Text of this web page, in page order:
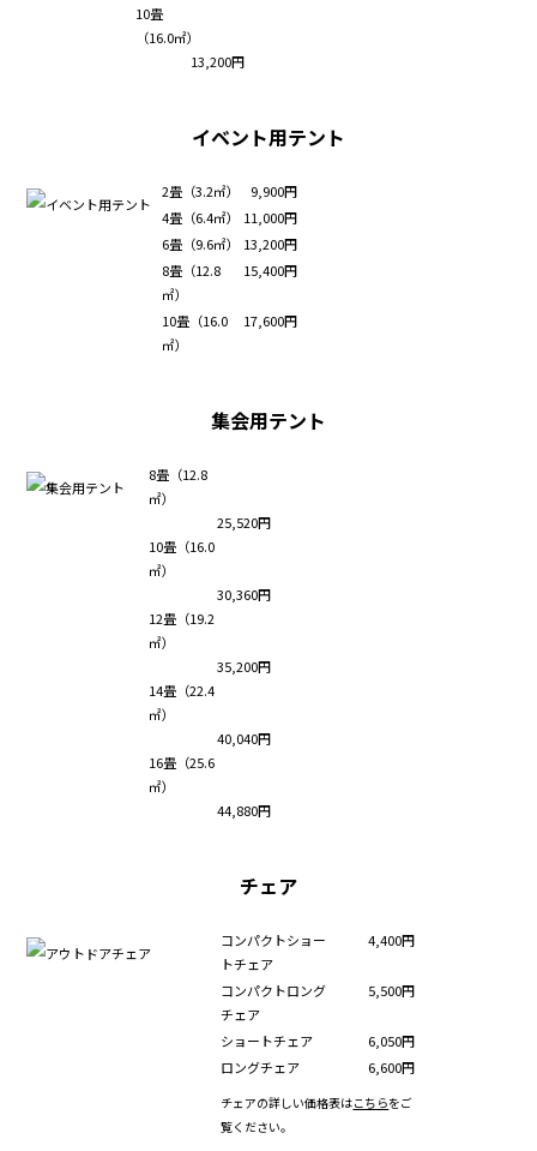
10畳
（16.0㎡）
13,200円
イベント用テント
2畳（3.2㎡）
9,900円
4畳（6.4㎡）
11,000円
6畳（9.6㎡）
13,200円
8畳（12.8
㎡）
15,400円
10畳（16.0
㎡）
17,600円
集会用テント
8畳（12.8
㎡）
25,520円
10畳（16.0
㎡）
30,360円
12畳（19.2
㎡）
35,200円
14畳（22.4
㎡）
40,040円
16畳（25.6
㎡）
44,880円
チェア
コンパクトショー
トチェア
4,400円
コンパクトロング
チェア
5,500円
ショートチェア
6,050円
ロングチェア
6,600円
チェアの詳しい価格表はこちらをご
覧ください。